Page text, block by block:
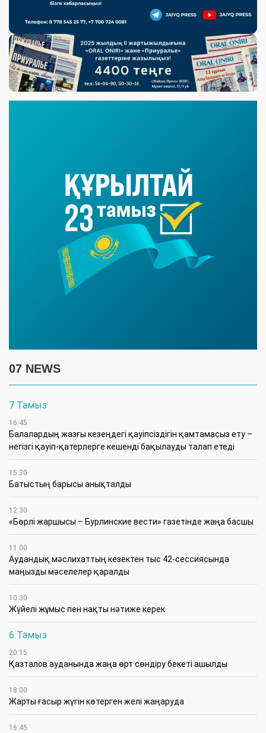
07 NEWS
7 Тамыз
16:45
Балалардың жазғы кезеңдегі қауіпсіздігін қамтамасыз ету –
негізгі қауіп-қатерлерге кешенді бақылауды талап етеді
15:30
Батыстың барысы анықталды
12:30
«Бөрлі жаршысы – Бурлинские вести» газетінде жаңа басшы
11:00
Аудандық мәслихаттың кезектен тыс 42-сессиясында
маңызды мәселелер қаралды
10:30
Жүйелі жұмыс пен нақты нәтиже керек
6 Тамыз
20:15
Қазталов ауданында жаңа өрт сөндіру бекеті ашылды
18:00
Жарты ғасыр жүгін көтерген желі жаңаруда
16:45